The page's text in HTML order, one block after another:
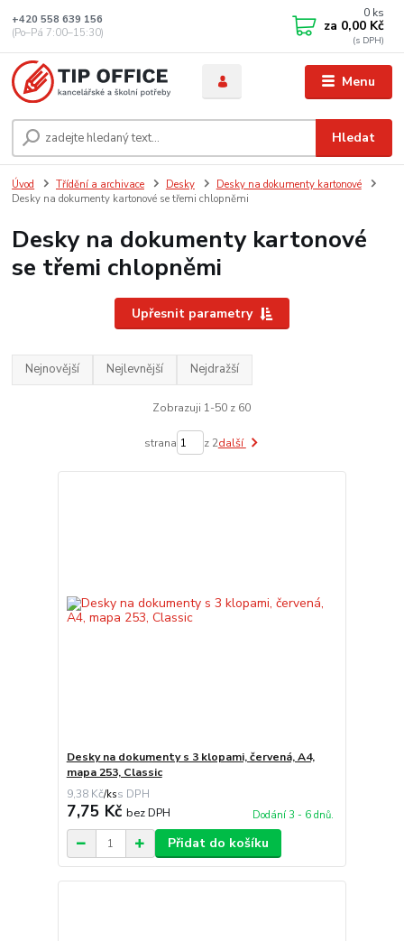
Menu
Hledat
+420 558 639 156
(Po–Pá 7:00–15:30)
0 ks
za 0,00 Kč
Úvod Třídění a archivace Desky
Desky na dokumenty kartonové
Desky na dokumenty kartonové se třemi chlopněmi
Desky na dokumenty kartonové
se třemi chlopněmi
Upřesnit parametry
Nejnovější Nejlevnější Nejdražší
Zobrazuji 1-50 z 60
strana z 2další
Desky na dokumenty s 3 klopami, červená, A4,
mapa 253, Classic
9,38 Kč/ks
7,75 Kč bez DPH Dodání 3 - 6 dnů.
Přidat do košíku